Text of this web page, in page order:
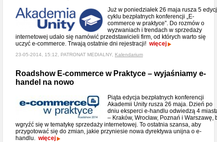
Już w poniedziałek 26 maja rusza 5
cyklu bezpłatnych konferencji „E-
commerce w praktyce”. Do rozmów o
wyzwaniach i trendach w sprzedaży
internetowej udało się namówić przedstawicieli firm, od których warto się
uczyć e-commerce. Trwają ostatnie dni rejestracji! więcej
23-05-2014, 15:12, PATRONAT MEDIALNY, Kalendarium
Roadshow E-commerce w Praktyce – wyjaśniamy e-
handel na nowo
Piąta edycja bezpłatnych konferencji
Akademii Unity rusza 26 maja. Dzień po
dniu eksperci e-handlu odwiedzą 4
– Kraków, Wrocław, Poznań i Warszawę,
wgryźć się w tematykę sprzedaży internetowej. To ostatnia szansa, aby
przygotować się do zmian, jakie przyniesie nowa dyrektywa unijna o e-
handlu. więcej